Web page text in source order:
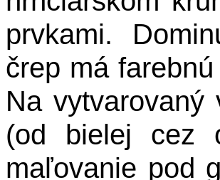
prvkami.
črep má
Na vytvarovaný
(od bielej cez
maľovanie pod